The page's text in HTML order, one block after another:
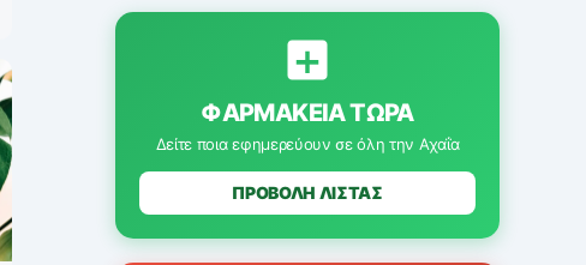
ΦΑΡΜΑΚΕΊΑ ΤΏΡΑ
Δείτε ποια εφημερεύουν σε όλη την Αχαΐα
ΠΡΟΒΟΛΗ ΛΙΣΤΑΣ